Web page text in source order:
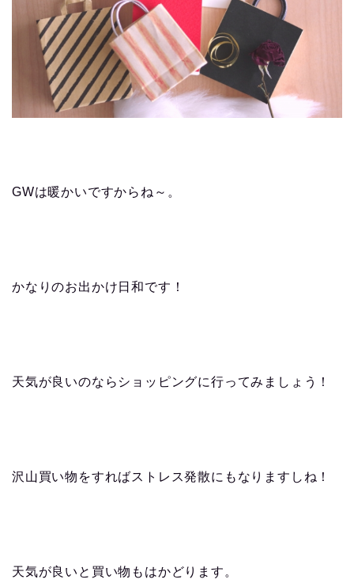
GWは暖かいですからね～。
かなりのお出かけ日和です！
天気が良いのならショッピングに行ってみましょう！
沢山買い物をすればストレス発散にもなりますしね！
天気が良いと買い物もはかどります。